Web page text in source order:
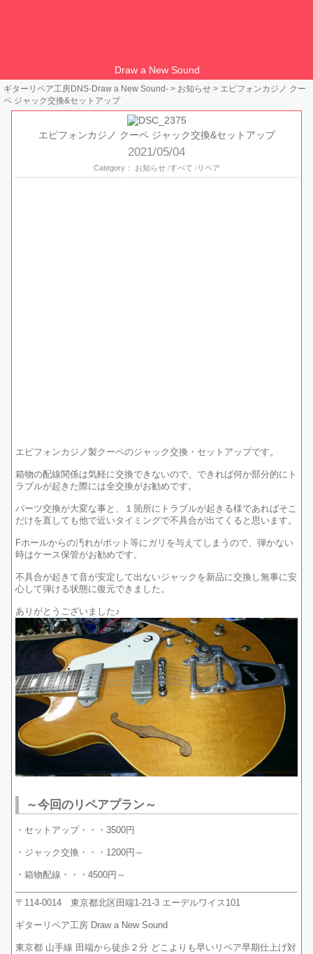
Draw a New Sound
ギターリペア工房DNS-Draw a New Sound- > お知らせ > エピフォンカジノ クー
ペ ジャック交換&セットアップ
エピフォンカジノ クーペ ジャック交換&セットアップ
2021/05/04
Category： お知らせ すべて リペア
エピフォンカジノ製クーペのジャック交換・セットアップです。
箱物の配線関係は気軽に交換できないので、できれば何か部分的にト
ラブルが起きた際には全交換がお勧めです。
パーツ交換が大変な事と、１箇所にトラブルが起きる様であればそこ
だけを直しても他で近いタイミングで不具合が出てくると思います。
Fホールからの汚れがポット等にガリを与えてしまうので、弾かない
時はケース保管がお勧めです。
不具合が起きて音が安定して出ないジャックを新品に交換し無事に安
心して弾ける状態に復元できました。
ありがとうございました♪
～今回のリペアプラン～
・セットアップ・・・3500円
・ジャック交換・・・1200円～
・箱物配線・・・4500円～
〒114-0014 東京都北区田端1-21-3 エーデルワイス101
ギターリペア工房 Draw a New Sound
東京都 山手線 田端から徒歩２分 どこよりも早いリペア早期仕上げ対